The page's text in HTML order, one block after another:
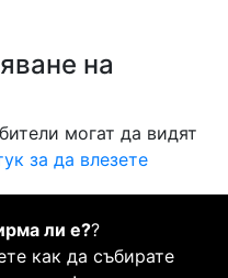
на
могат да видят
за да влезете
ли е??
как да събирате